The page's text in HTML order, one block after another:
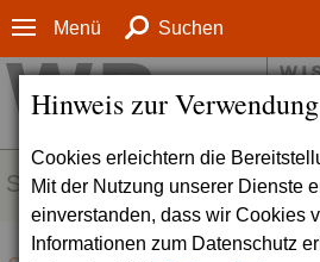
Hinweis zur
Cookies erleichtern die
Mit der Nutzung unserer Dienste
einverstanden, dass wir Cookies
Informationen zum Datenschutz
Menü Suchen
SERVICE